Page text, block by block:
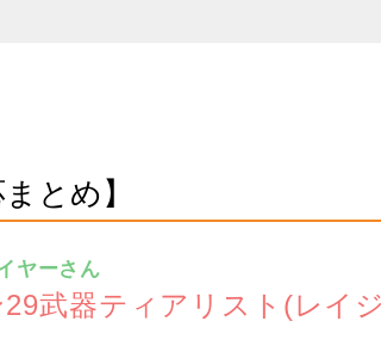
まとめ】
ヤーさん
29武器ティアリスト(レイ